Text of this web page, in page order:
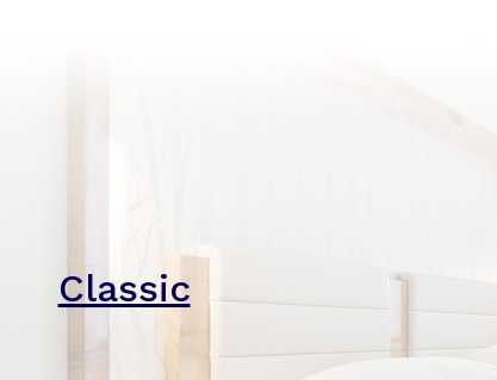
Classic